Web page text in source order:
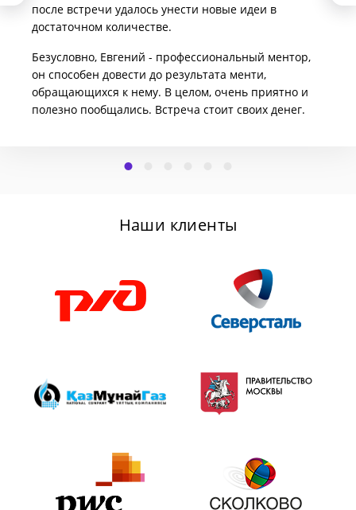
после встречи удалось унести новые идеи в
достаточном количестве.
Безусловно, Евгений - профессиональный ментор,
он способен довести до результата менти,
обращающихся к нему. В целом, очень приятно и
полезно пообщались. Встреча стоит своих денег.
Наши клиенты